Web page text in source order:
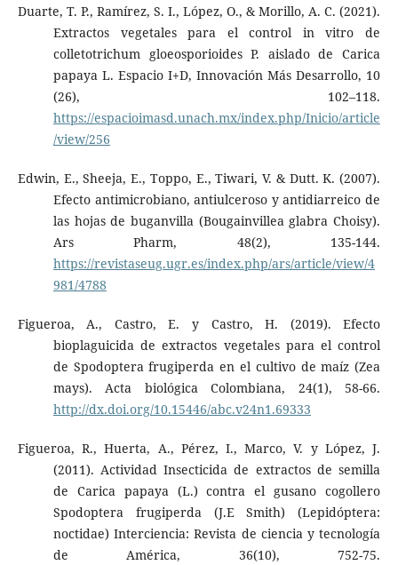
Duarte, T. P., Ramírez, S. I., López, O., & Morillo, A. C. (2021).
Extractos vegetales para el control in vitro de
colletotrichum gloeosporioides P. aislado de Carica
papaya L. Espacio I+D, Innovación Más Desarrollo, 10
(26), 102–118.
https://espacioimasd.unach.mx/index.php/Inicio/article
/view/256
Edwin, E., Sheeja, E., Toppo, E., Tiwari, V. & Dutt. K. (2007).
Efecto antimicrobiano, antiulceroso y antidiarreico de
las hojas de buganvilla (Bougainvillea glabra Choisy).
Ars Pharm, 48(2), 135-144.
https://revistaseug.ugr.es/index.php/ars/article/view/4
981/4788
Figueroa, A., Castro, E. y Castro, H. (2019). Efecto
bioplaguicida de extractos vegetales para el control
de Spodoptera frugiperda en el cultivo de maíz (Zea
mays). Acta biológica Colombiana, 24(1), 58-66.
http://dx.doi.org/10.15446/abc.v24n1.69333
Figueroa, R., Huerta, A., Pérez, I., Marco, V. y López, J.
(2011). Actividad Insecticida de extractos de semilla
de Carica papaya (L.) contra el gusano cogollero
Spodoptera frugiperda (J.E Smith) (Lepidóptera:
noctidae) Interciencia: Revista de ciencia y tecnología
de América, 36(10), 752-75.